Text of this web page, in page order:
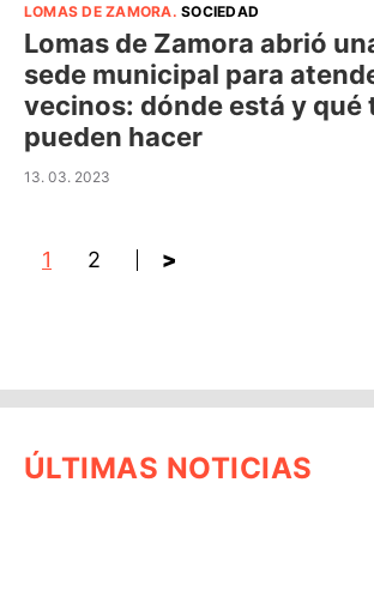
LOMAS DE ZAMORA.SOCIEDAD
Lomas de Zamora abrió
sede municipal para
vecinos: dónde está y qué
pueden hacer
13. 03. 2023
1 2 >
ÚLTIMAS NOTICIAS